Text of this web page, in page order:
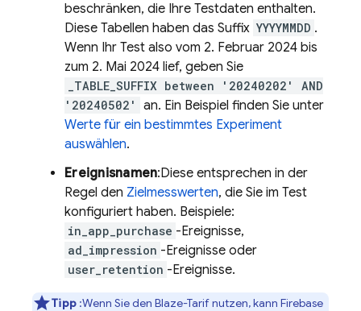
beschränken, die Ihre Testdaten enthalten.
Diese Tabellen haben das Suffix YYYYMMDD .
Wenn Ihr Test also vom 2. Februar 2024 bis
zum 2. Mai 2024 lief, geben Sie
_TABLE_SUFFIX between '20240202' AND
'20240502'
an. Ein Beispiel finden Sie unter
Werte für ein bestimmtes Experiment
auswählen.
Ereignisnamen:Diese entsprechen in der
Regel den Zielmesswerten, die Sie im Test
konfiguriert haben. Beispiele:
in_app_purchase -Ereignisse,
ad_impression -Ereignisse oder
user_retention -Ereignisse.
Tipp :Wenn Sie den Blaze-Tarif nutzen, kann Firebase